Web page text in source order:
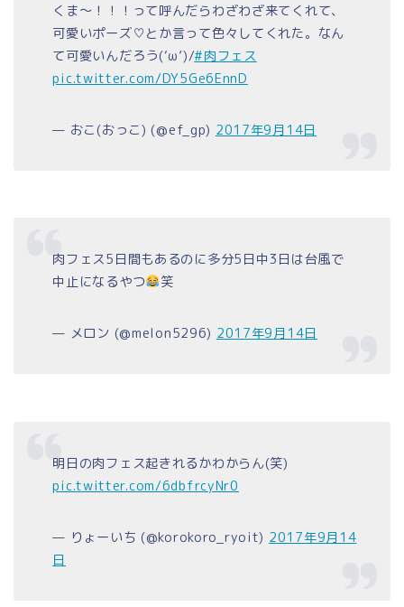
くま〜！！！って呼んだらわざわざ来てくれて、
可愛いポーズ♡とか言って色々してくれた。なん
て可愛いんだろう(‘ω’)/#肉フェス
pic.twitter.com/DY5Ge6EnnD
— おこ(おっこ) (@ef_gp) 2017年9月14日
肉フェス5日間もあるのに多分5日中3日は台風で
中止になるやつ
笑
— メロン (@melon5296) 2017年9月14日
明日の肉フェス起きれるかわからん(笑)
pic.twitter.com/6dbfrcyNr0
— りょーいち (@korokoro_ryoit) 2017年9月14
日